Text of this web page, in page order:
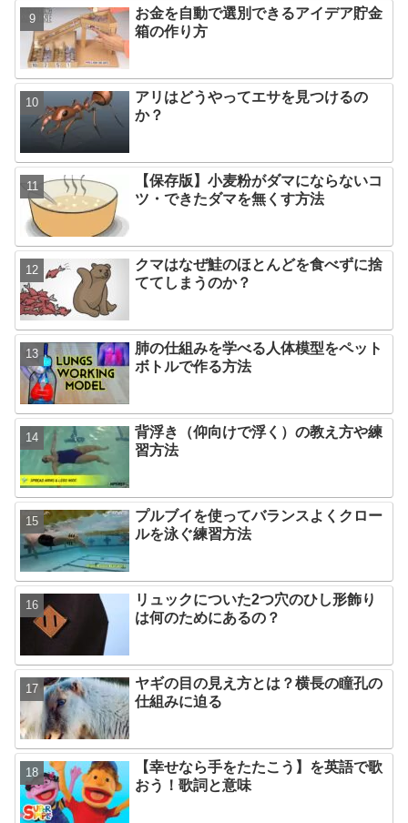
お金を自動で選別できるアイデア貯金
箱の作り方
アリはどうやってエサを見つけるの
か？
【保存版】小麦粉がダマにならないコ
ツ・できたダマを無くす方法
クマはなぜ鮭のほとんどを食べずに捨
ててしまうのか？
肺の仕組みを学べる人体模型をペット
ボトルで作る方法
背浮き（仰向けで浮く）の教え方や練
習方法
プルブイを使ってバランスよくクロー
ルを泳ぐ練習方法
リュックについた2つ穴のひし形飾り
は何のためにあるの？
ヤギの目の見え方とは？横長の瞳孔の
仕組みに迫る
【幸せなら手をたたこう】を英語で歌
おう！歌詞と意味